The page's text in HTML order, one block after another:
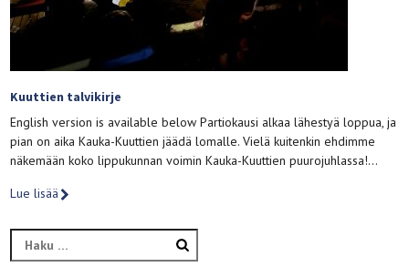
Kuuttien talvikirje
English version is available below Partiokausi alkaa lähestyä loppua, ja
pian on aika Kauka-Kuuttien jäädä lomalle. Vielä kuitenkin ehdimme
näkemään koko lippukunnan voimin Kauka-Kuuttien puurojuhlassa!…
Lue lisää
Haku: